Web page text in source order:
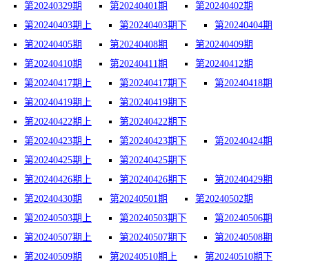
第20240329期
第20240401期
第20240402期
第20240403期上
第20240403期下
第20240404期
第20240405期
第20240408期
第20240409期
第20240410期
第20240411期
第20240412期
第20240417期上
第20240417期下
第20240418期
第20240419期上
第20240419期下
第20240422期上
第20240422期下
第20240423期上
第20240423期下
第20240424期
第20240425期上
第20240425期下
第20240426期上
第20240426期下
第20240429期
第20240430期
第20240501期
第20240502期
第20240503期上
第20240503期下
第20240506期
第20240507期上
第20240507期下
第20240508期
第20240509期
第20240510期上
第20240510期下